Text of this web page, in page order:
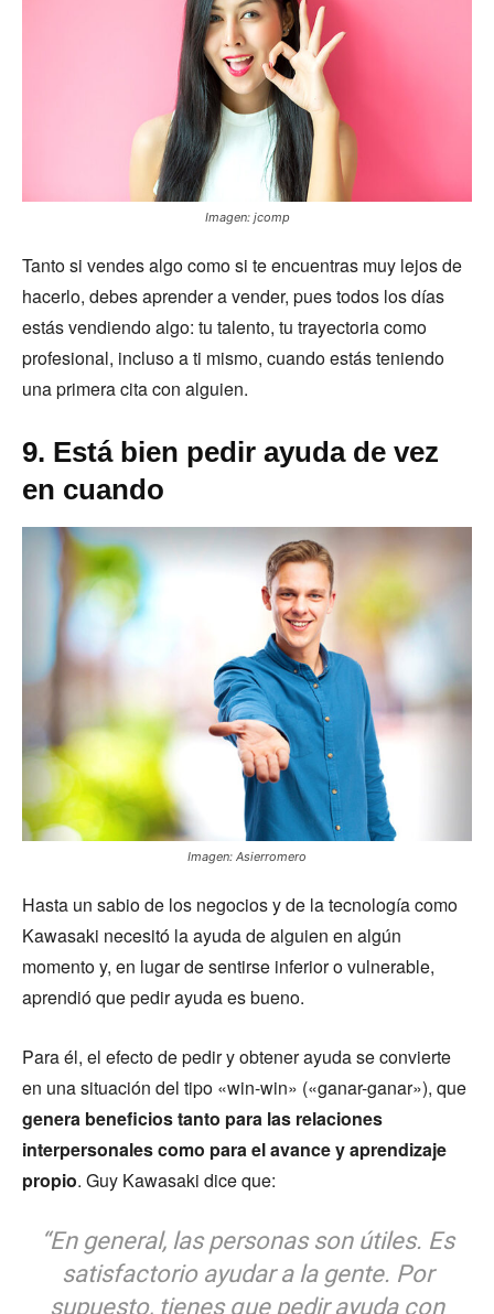
Imagen: jcomp
Tanto si vendes algo como si te encuentras muy lejos de
hacerlo, debes aprender a vender, pues todos los días
estás vendiendo algo: tu talento, tu trayectoria como
profesional, incluso a ti mismo, cuando estás teniendo
una primera cita con alguien.
9. Está bien pedir ayuda de vez
en cuando
Imagen: Asierromero
Hasta un sabio de los negocios y de la tecnología como
Kawasaki necesitó la ayuda de alguien en algún
momento y, en lugar de sentirse inferior o vulnerable,
aprendió que pedir ayuda es bueno.
Para él, el efecto de pedir y obtener ayuda se convierte
en una situación del tipo «win-win» («ganar-ganar»), que
genera beneficios tanto para las relaciones
interpersonales como para el avance y aprendizaje
propio. Guy Kawasaki dice que:
“En general, las personas son útiles. Es
satisfactorio ayudar a la gente. Por
supuesto, tienes que pedir ayuda con